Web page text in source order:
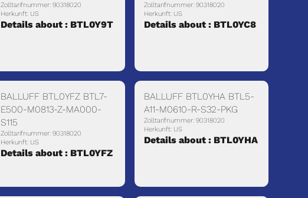
Zolltarifnummer: 90318020
Herkunft: US
Details about : BTL0Y9T
Zolltarifnummer: 90318020
Herkunft: US
Details about : BTL0YC8
BALLUFF BTL0YFZ BTL7-
E500-M0813-Z-MA000-
S115
Zolltarifnummer: 90318020
Herkunft: US
Details about : BTL0YFZ
BALLUFF BTL0YHA BTL5-
A11-M0610-R-S32-PKG
Zolltarifnummer: 90318020
Herkunft: US
Details about : BTL0YHA